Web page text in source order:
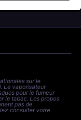
sur le
Le vaporisateur
pour le fumeur
le tabac. Les propos
pas de
consulter votre